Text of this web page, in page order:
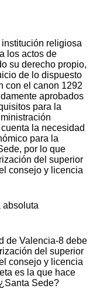
institución religiosa
los actos de
su derecho propio,
de lo dispuesto
con el canon 1292
aprobados
para la
la necesidad
para la
por lo que
del superior
consejo y licencia
absoluta
de Valencia-8 debe
del superior
consejo y licencia
es la que hace
Sede?